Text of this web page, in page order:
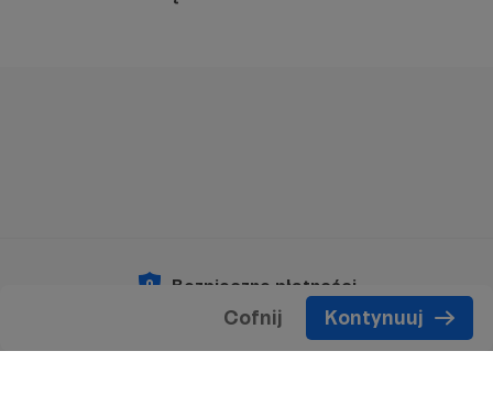
Cofnij Kontynuuj
Bezpieczne płatności